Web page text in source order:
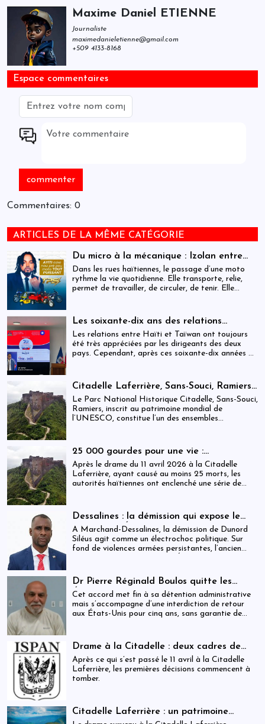
Maxime Daniel ETIENNE
Journaliste
maximedanieletienne@gmail.com
+509 4133-8168
Espace commentaires
Commentaires: 0
ARTICLES DE LA MÊME CATÉGORIE
Du micro à la mécanique : Izolan entre
dans l’univers des motocyclettes en Haïti
Dans les rues haïtiennes, le passage d’une moto
rythme la vie quotidienne. Elle transporte, relie,
permet de travailler, de circuler, de tenir. Elle
personnes.
Les soixante-dix ans des relations
haïtiano-taïwanaises : entre dépendance
et ambiguïtés stratégiques
Les relations entre Haïti et Taïwan ont toujours
été très appréciées par les dirigeants des deux
pays. Cependant, après ces soixante-dix années de
objectifs de développement durable sur lesquels
Haïti devrait se fixer.
Citadelle Laferrière, Sans-Souci, Ramiers :
gouvernance absente d’un patrimoine
mondial sous pression structurelle
Le Parc National Historique Citadelle, Sans-Souci,
Ramiers, inscrit au patrimoine mondial de
l’UNESCO, constitue l’un des ensembles
déploie une réalité institutionnelle fragilisée par
l’absence prolongée de gouvernance effective.
25 000 gourdes pour une vie :
arrestations, révocations et démission
après le drame de la Citadelle
Après le drame du 11 avril 2026 à la Citadelle
Laferrière, ayant causé au moins 25 morts, les
autorités haïtiennes ont enclenché une série de
USD) par victime est maintenue, ravivant les
critiques sur la gestion des catastrophes publiques.
Dessalines : la démission qui expose le
silence de l’État
À Marchand-Dessalines, la démission de Dunord
Siléus agit comme un électrochoc politique. Sur
fond de violences armées persistantes, l’ancien
désormais les capacités locales.
Dr Pierre Réginald Boulos quitte les
États-Unis pour la Colombie après un
accord migratoire
Cet accord met fin à sa détention administrative
mais s’accompagne d’une interdiction de retour
aux États-Unis pour cinq ans, sans garantie de
Drame à la Citadelle : deux cadres de
l’ISPAN et du MCC remerciés
Après ce qui s’est passé le 11 avril à la Citadelle
Laferrière, les premières décisions commencent à
tomber.
Citadelle Laferrière : un patrimoine